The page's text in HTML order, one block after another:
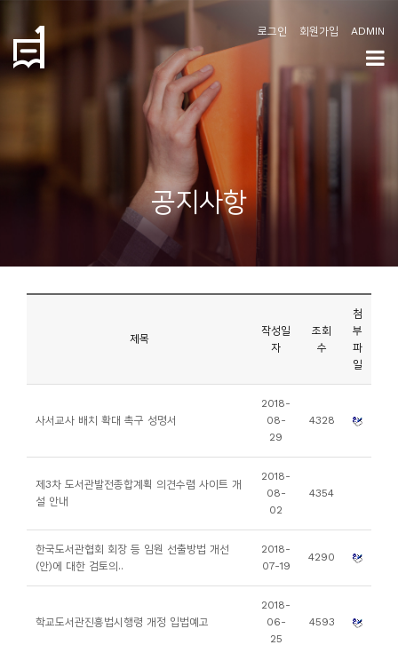
로그인 회원가입 ADMIN
공지사항
제목
작성일
자
조회
수
첨
부
파
일
사서교사 배치 확대 촉구 성명서
2018-
08-
29
4328
제3차 도서관발전종합계획 의견수렴 사이트 개
설 안내
2018-
08-
02
4354
한국도서관협회 회장 등 임원 선출방법 개선
(안)에 대한 검토의..
2018-
07-19
4290
학교도서관진흥법시행령 개정 입법예고
2018-
06-
25
4593
지
사
사